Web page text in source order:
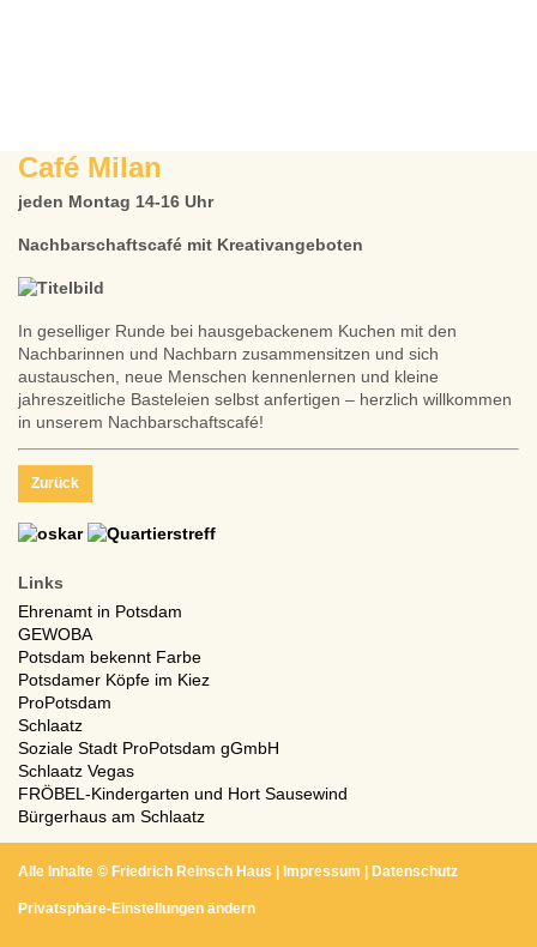
Café Milan
jeden Montag 14-16 Uhr
Nachbarschaftscafé mit Kreativangeboten
In geselliger Runde bei hausgebackenem Kuchen mit den
Nachbarinnen und Nachbarn zusammensitzen und sich
austauschen, neue Menschen kennenlernen und kleine
jahreszeitliche Basteleien selbst anfertigen – herzlich willkommen
in unserem Nachbarschaftscafé!
Zurück
Links
Ehrenamt in Potsdam
GEWOBA
Potsdam bekennt Farbe
Potsdamer Köpfe im Kiez
ProPotsdam
Schlaatz
Soziale Stadt ProPotsdam gGmbH
Schlaatz Vegas
FRÖBEL-Kindergarten und Hort Sausewind
Bürgerhaus am Schlaatz
Alle Inhalte © Friedrich Reinsch Haus Impressum Datenschutz
Privatsphäre-Einstellungen ändern